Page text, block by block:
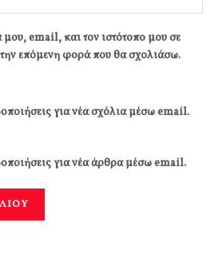
email, και τον ιστότοπο μου σε
επόμενη φορά που θα σχολιάσω.
για νέα σχόλια μέσω email.
για νέα άρθρα μέσω email.